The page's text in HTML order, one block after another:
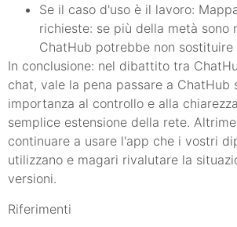
Se il caso d'uso è il lavoro:
richieste: se più della metà sono
ChatHub potrebbe non sostituire
In conclusione: nel dibattito tra
chat, vale la pena passare a ChatHub
importanza al controllo e alla
semplice estensione della rete.
continuare a usare l'app che i vostri
utilizzano e magari rivalutare la
versioni.
Riferimenti